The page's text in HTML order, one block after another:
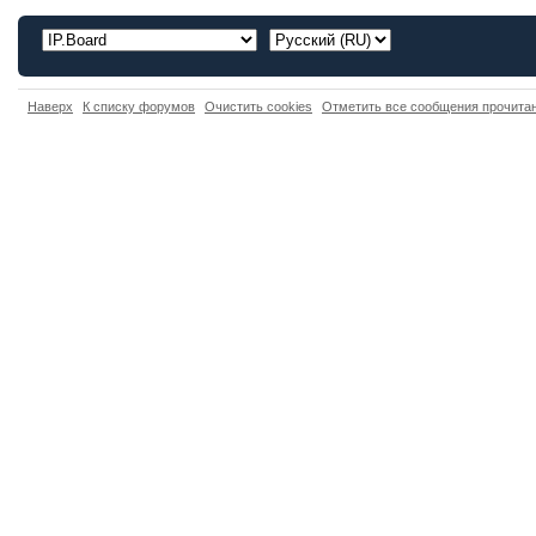
Наверх К списку форумов Очистить cookies Отметить все сообщения